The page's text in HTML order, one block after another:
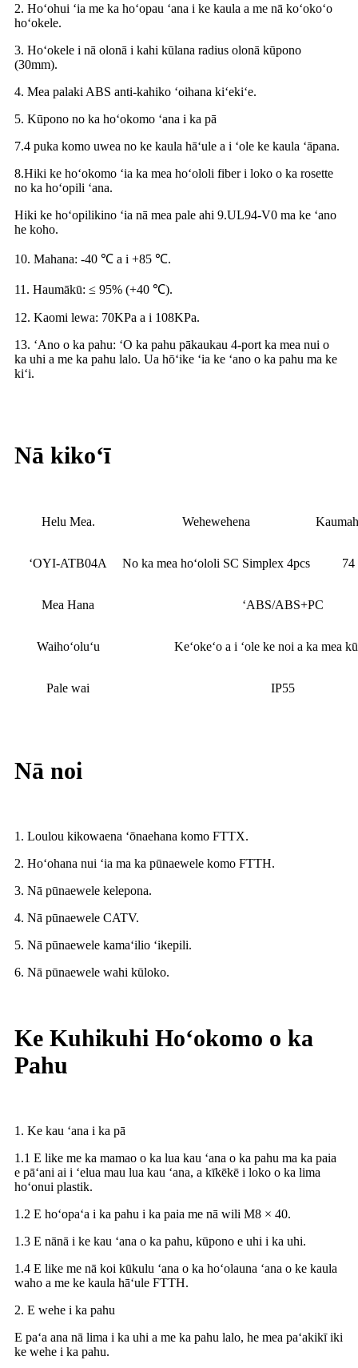
2. Hoʻohui ʻia me ka hoʻopau ʻana i ke kaula a me nā koʻokoʻo
hoʻokele.
3. Hoʻokele i nā olonā i kahi kūlana radius olonā kūpono
(30mm).
4. Mea palaki ABS anti-kahiko ʻoihana kiʻekiʻe.
5. Kūpono no ka hoʻokomo ʻana i ka pā
7.4 puka komo uwea no ke kaula hāʻule a i ʻole ke kaula ʻāpana.
8.Hiki ke hoʻokomo ʻia ka mea hoʻololi fiber i loko o ka rosette
no ka hoʻopili ʻana.
Hiki ke hoʻopilikino ʻia nā mea pale ahi 9.UL94-V0 ma ke ʻano
he koho.
10. Mahana: -40 ℃ a i +85 ℃.
11. Haumākū: ≤ 95% (+40 ℃).
12. Kaomi lewa: 70KPa a i 108KPa.
13. ʻAno o ka pahu: ʻO ka pahu pākaukau 4-port ka mea nui o
ka uhi a me ka pahu lalo. Ua hōʻike ʻia ke ʻano o ka pahu ma ke
kiʻi.
Nā kikoʻī
Helu Mea. Wehewehena
ʻOYI-ATB04A No ka mea hoʻololi SC Simplex 4pcs 74
Mea Hana ʻABS/ABS+PC
Waihoʻoluʻu Keʻokeʻo a i ʻole ke noi a ka mea
Pale wai IP55
Nā noi
1. Loulou kikowaena ʻōnaehana komo FTTX.
2. Hoʻohana nui ʻia ma ka pūnaewele komo FTTH.
3. Nā pūnaewele kelepona.
4. Nā pūnaewele CATV.
5. Nā pūnaewele kamaʻilio ʻikepili.
6. Nā pūnaewele wahi kūloko.
Ke Kuhikuhi Hoʻokomo o ka
Pahu
1. Ke kau ʻana i ka pā
1.1 E like me ka mamao o ka lua kau ʻana o ka pahu ma ka paia
e pāʻani ai i ʻelua mau lua kau ʻana, a kīkēkē i loko o ka lima
hoʻonui plastik.
1.2 E hoʻopaʻa i ka pahu i ka paia me nā wili M8 × 40.
1.3 E nānā i ke kau ʻana o ka pahu, kūpono e uhi i ka uhi.
1.4 E like me nā koi kūkulu ʻana o ka hoʻolauna ʻana o ke kaula
waho a me ke kaula hāʻule FTTH.
2. E wehe i ka pahu
E paʻa ana nā lima i ka uhi a me ka pahu lalo, he mea paʻakikī iki
ke wehe i ka pahu.